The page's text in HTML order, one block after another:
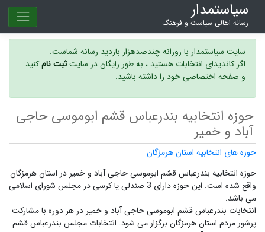
سیاستمدار
رسانه اهالی سیاست و فرهنگ
سایت سیاستمدار با روزانه چندصدهزار بازدید رسانه شماست.
اگر کاندیدای انتخابات هستید ، به طور رایگان در سایتثبت نامکنید
و صفحه اختصاصی خود را داشته باشید.
حوزه انتخابیه بندرعباس قشم ابوموسی حاجی
آباد و خمیر
حوزه های انتخابیه استان هرمزگان
حوزه انتخابیه بندرعباس قشم ابوموسی حاجی آباد و خمیر در استان هرمزگان
واقع شده است. این حوزه دارای 3 صندلی یا کرسی در مجلس شورای اسلامی
می باشد.
انتخابات بندرعباس قشم ابوموسی حاجی آباد و خمیر در هر دوره با مشارکت
پرشور مردم استان هرمزگان برگزار می شود. انتخابات مجلس بندرعباس قشم